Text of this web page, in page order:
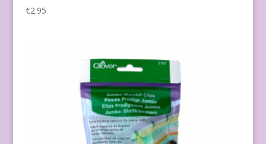
€2.95